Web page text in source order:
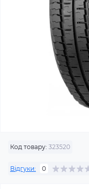
Код товару: 323520
Відгуки: 0